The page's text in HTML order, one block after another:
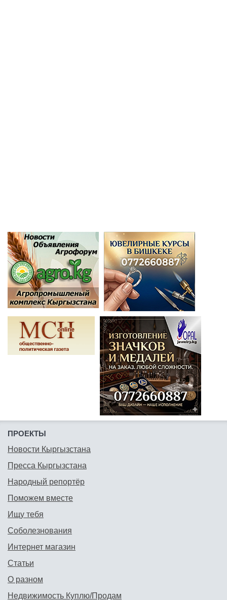
ПРОЕКТЫ
Новости Кыргызстана
Пресса Кыргызстана
Народный репортёр
Поможем вместе
Ищу тебя
Соболезнования
Интернет магазин
Статьи
О разном
Недвижимость Куплю/Продам